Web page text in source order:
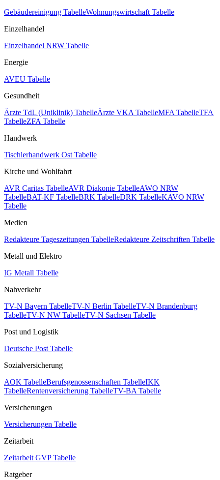
Gebäudereinigung TabelleWohnungswirtschaft Tabelle
Einzelhandel
Einzelhandel NRW Tabelle
Energie
AVEU Tabelle
Gesundheit
Ärzte TdL (Uniklinik) TabelleÄrzte VKA TabelleMFA TabelleTFA
TabelleZFA Tabelle
Handwerk
Tischlerhandwerk Ost Tabelle
Kirche und Wohlfahrt
AVR Caritas TabelleAVR Diakonie TabelleAWO NRW
TabelleBAT-KF TabelleBRK TabelleDRK TabelleKAVO NRW
Tabelle
Medien
Redakteure Tageszeitungen TabelleRedakteure Zeitschriften Tabelle
Metall und Elektro
IG Metall Tabelle
Nahverkehr
TV-N Bayern TabelleTV-N Berlin TabelleTV-N Brandenburg
TabelleTV-N NW TabelleTV-N Sachsen Tabelle
Post und Logistik
Deutsche Post Tabelle
Sozialversicherung
AOK TabelleBerufsgenossenschaften TabelleIKK
TabelleRentenversicherung TabelleTV-BA Tabelle
Versicherungen
Versicherungen Tabelle
Zeitarbeit
Zeitarbeit GVP Tabelle
Ratgeber